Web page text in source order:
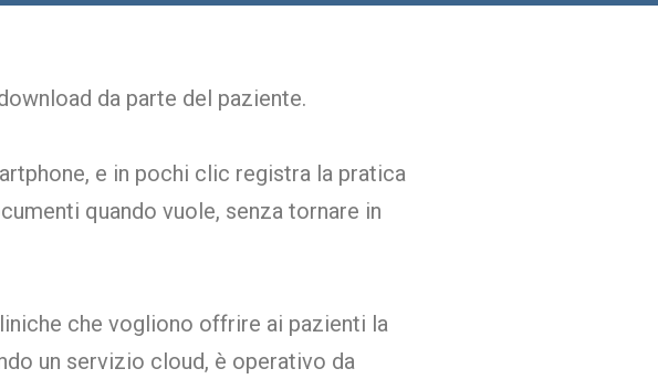
da parte del paziente.
e in pochi clic registra la pratica
quando vuole, senza tornare in
che vogliono offrire ai pazienti la
un servizio cloud, è operativo da